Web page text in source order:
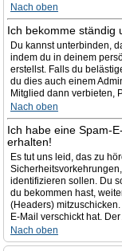
Nach oben
Ich bekomme ständig
Du kannst unterbinden,
indem du in deinem
erstellst. Falls du
du dies auch einem
Mitglied dann verbieten,
Nach oben
Ich habe eine Spam-
erhalten!
Es tut uns leid, das zu
identifizieren sollen. Du
du bekommen hast,
(Headers)
E-Mail verschickt hat.
Nach oben